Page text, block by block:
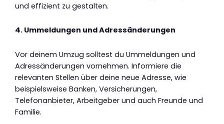
und effizient zu gestalten.
4. Ummeldungen und Adressänderungen
Vor deinem Umzug solltest du Ummeldungen und
Adressänderungen vornehmen. Informiere die
relevanten Stellen über deine neue Adresse, wie
beispielsweise Banken, Versicherungen,
Telefonanbieter, Arbeitgeber und auch Freunde und
Familie.